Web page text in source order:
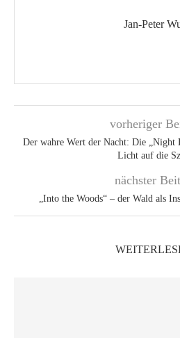
Jan-Peter
vorheriger
Der wahre Wert der Nacht: Die „Night
Licht auf die
nächster
„Into the Woods“ – der Wald als